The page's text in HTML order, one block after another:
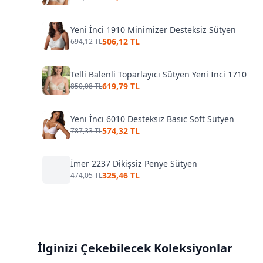
Yeni İnci 1910 Minimizer Desteksiz Sütyen
694,12 TL506,12 TL
Telli Balenli Toparlayıcı Sütyen Yeni İnci 1710
850,08 TL619,79 TL
Yeni İnci 6010 Desteksiz Basic Soft Sütyen
787,33 TL574,32 TL
İmer 2237 Dikişsiz Penye Sütyen
474,05 TL325,46 TL
İlginizi Çekebilecek Koleksiyonlar